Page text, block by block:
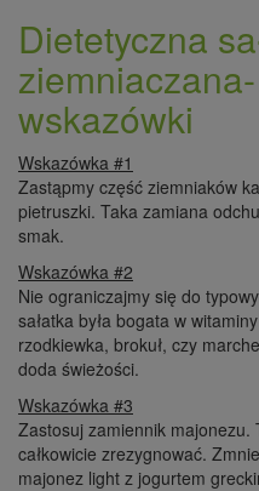
Dietetyczna
wskazówki
Wskazówka #1
Zastąpmy część ziemniaków
pietruszki. Taka zamiana
smak.
Wskazówka #2
Nie ograniczajmy się do
sałatka była bogata w
rzodkiewka, brokuł, czy
doda świeżości.
Wskazówka #3
Zastosuj zamiennik majonezu.
całkowicie zrezygnować.
majonez light z jogurtem